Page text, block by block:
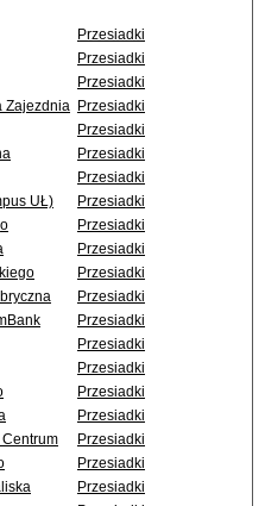
Przesiadki
Przesiadki
Przesiadki
Zajezdnia Przesiadki
Przesiadki
Przesiadki
Przesiadki
UŁ)
Przesiadki
Przesiadki
Przesiadki
Przesiadki
Przesiadki
Przesiadki
Przesiadki
Przesiadki
Przesiadki
Przesiadki
Centrum
Przesiadki
Przesiadki
Przesiadki